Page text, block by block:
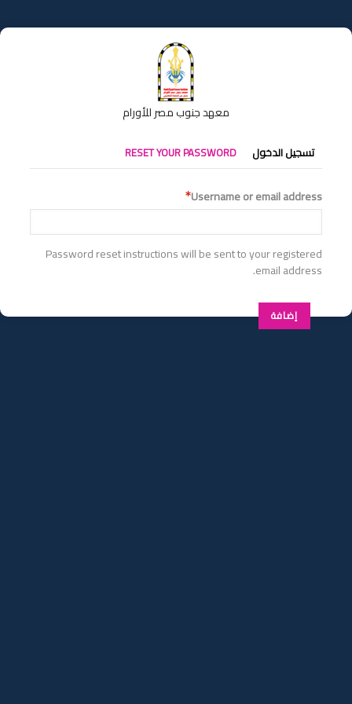
إلى
المحتوى
معهد جنوب مصر للأورام
التبويبات
الأساسية
تسجيل الدخول RESET YOUR PASSWORD
Username or email address
Password reset instructions will be sent to your registered
email address.